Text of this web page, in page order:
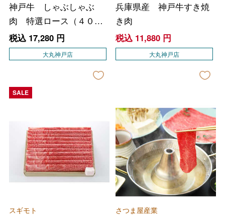
神戸牛 しゃぶしゃぶ
肉 特選ロース（４００
ｇ）
税込 17,280円
大丸神戸店
兵庫県産 神戸牛すき焼
き肉
税込 11,880円
大丸神戸店
SALE
スギモト さつま屋産業